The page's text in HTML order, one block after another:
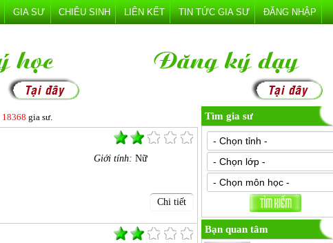
GIA SƯ CHIÊU SINH LIÊN KẾT TIN TỨC GIA SƯ ĐĂNG NHẬP
18368 gia sư.
Giới tính: Nữ
Chi tiết
Tìm gia sư
Bạn quan tâm